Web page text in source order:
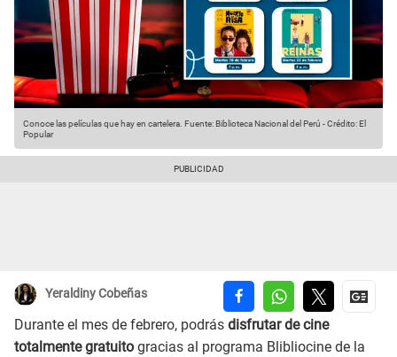
Conoce las películas que hay en cartelera. Fuente: Biblioteca Nacional del Perú -Crédito: El
Popular
Yeraldiny Cobeñas
Durante el mes de febrero, podrás disfrutar de cine
totalmente gratuito gracias al programa Blibliocine de la